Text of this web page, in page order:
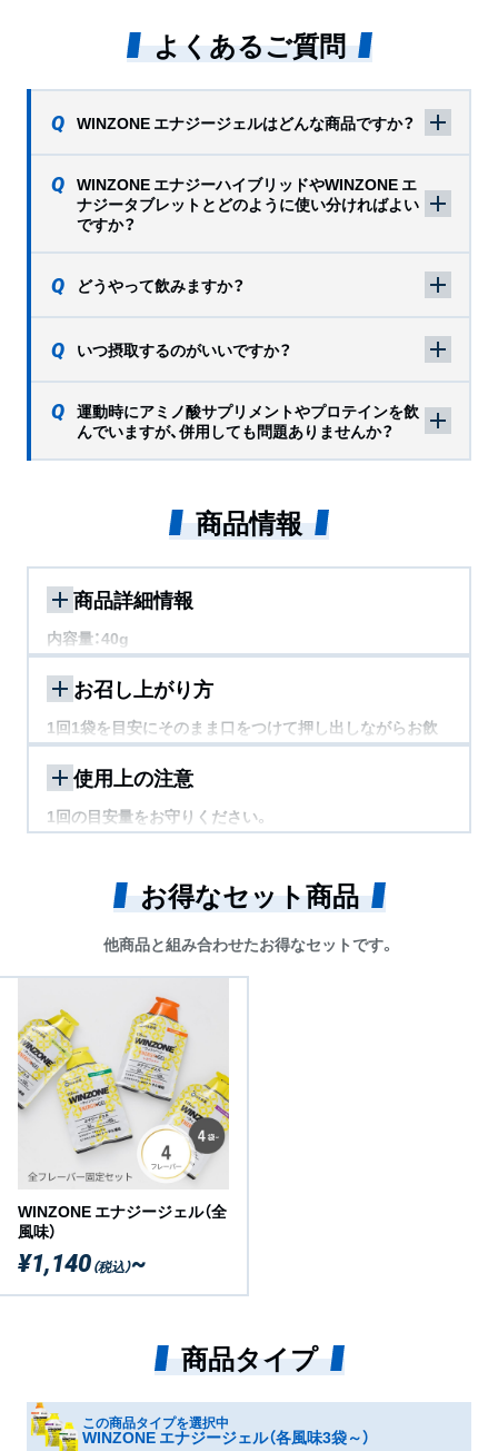
よくあるご質問
WINZONE エナジージェルはどんな商品ですか？
WINZONE エナジーハイブリッドやWINZONE エ
ナジータブレットとどのように使い分ければよい
ですか？
どうやって飲みますか？
いつ摂取するのがいいですか？
運動時にアミノ酸サプリメントやプロテインを飲
んでいますが、併用しても問題ありませんか？
商品情報
商品詳細情報
内容量：40g
パイナップル風味
マスカット風味
オレンジ風味
シークワーサー風味
お召し上がり方
1回1袋を目安にそのまま口をつけて押し出しながらお飲
みください。
使用上の注意
1回の目安量をお守りください。
まれに合わない場合があります。その場合はご使用を中止
薬を服用・通院中の方は医師にご相談ください。
妊娠・授乳中の方、お子様はご使用をお控えください。
製品により多少の色や外観の違いがありますが、品質には
問題ございません。
18歳未満はご使用をお控えください。
お得なセット商品
他商品と組み合わせたお得なセットです。
WINZONE エナジージェル（全
風味）
¥1,140（税込）~
商品タイプ
この商品タイプを選択中
WINZONE エナジージェル（各風味3袋～）